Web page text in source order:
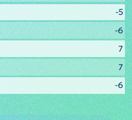
-5
-6
7
7
-6